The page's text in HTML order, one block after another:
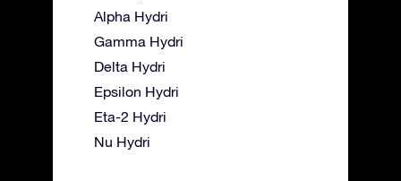
Alpha Hydri
Gamma Hydri
Delta Hydri
Epsilon Hydri
Eta-2 Hydri
Nu Hydri